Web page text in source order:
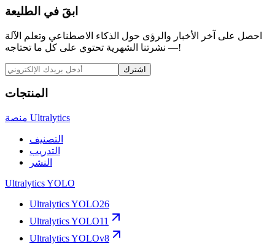
ابقَ في الطليعة
احصل على آخر الأخبار والرؤى حول الذكاء الاصطناعي وتعلم الآلة
— نشرتنا الشهرية تحتوي على كل ما تحتاجه!
اشترك
المنتجات
منصة Ultralytics
التصنيف
التدريب
النشر
Ultralytics YOLO
Ultralytics YOLO26
Ultralytics YOLO11
Ultralytics YOLOv8